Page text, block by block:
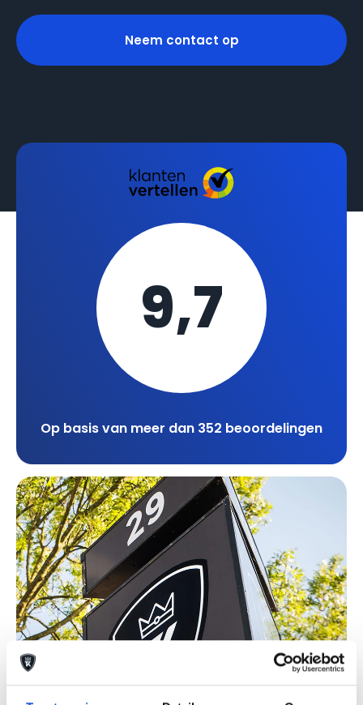
Neem contact op
9,7
Op basis van meer dan 352 beoordelingen